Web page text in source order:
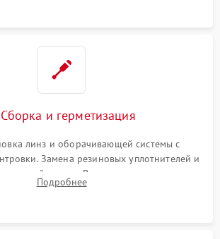
и герметизация
линз и оборачивающей системы с
Замена резиновых уплотнителей и
смазки. Вакуумирование корпуса
его осушенным азотом или аргоном для
Подробнее